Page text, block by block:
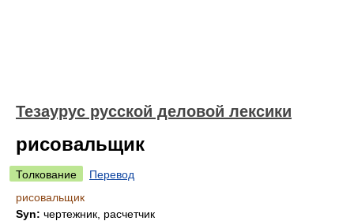
Тезаурус русской деловой лексики
рисовальщик
Толкование
Перевод
рисовальщик
Syn: чертежник, расчетчик